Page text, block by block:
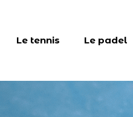
Le tennis Le padel